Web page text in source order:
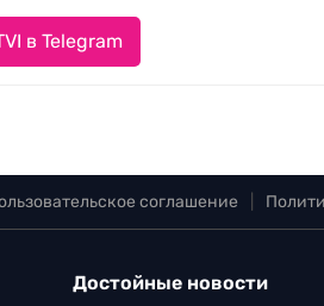
в Telegram
соглашение
Достойные новости